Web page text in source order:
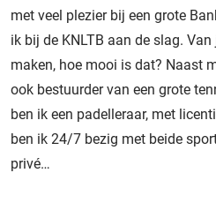
met veel plezier bij een grote
ik bij de KNLTB aan de slag.
maken, hoe mooi is dat? Naast
ook bestuurder van een grote
ben ik een padelleraar, met
ben ik 24/7 bezig met beide
privé…